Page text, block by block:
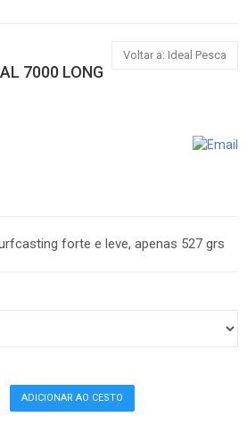
Voltar a: Ideal Pesca
7000 LONG
forte e leve, apenas 527 grs